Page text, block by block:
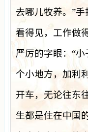
去哪儿牧养。 ”手
看得见，工作做
严厉的字眼： “小
个小地方，加利
开车，无论往东
生都是住在中国